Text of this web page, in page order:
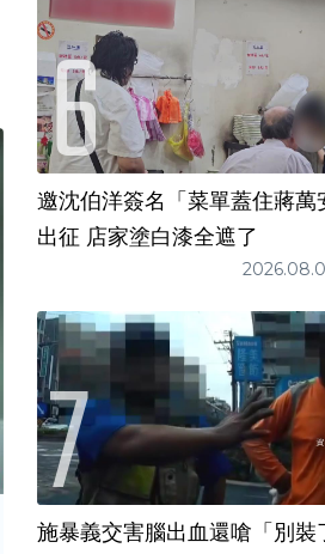
邀沈伯洋簽名「菜單蓋住蔣萬
出征 店家塗白漆全遮了
施暴義交害腦出血還嗆「別